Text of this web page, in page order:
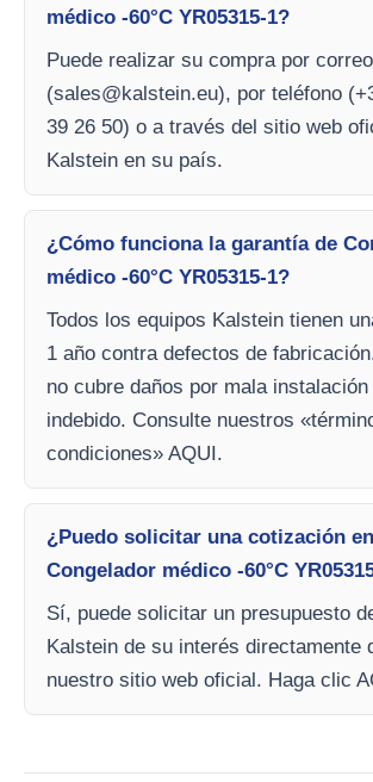
médico -60°C YR05315-1?
Puede realizar su compra por
(sales@kalstein.eu), por teléfono
39 26 50) o a través del sitio web
Kalstein en su país.
¿Cómo funciona la garantía de
médico -60°C YR05315-1?
Todos los equipos Kalstein tienen
1 año contra defectos de
no cubre daños por mala
indebido. Consulte nuestros
condiciones» AQUI.
¿Puedo solicitar una cotización
Congelador médico -60°C
Sí, puede solicitar un presupuesto
Kalstein de su interés directamente
nuestro sitio web oficial. Haga clic